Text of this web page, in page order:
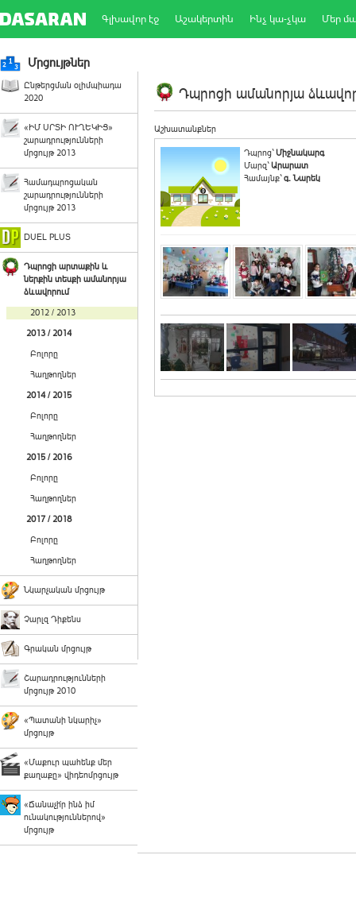
Գլխավոր էջ Աշակերտին Ինչ կա-չկա Մեր
Մրցույթներ
Ընթերցման օլիմպիադա
2020
«ԻՄ ՍՐՏԻ ՈՒՂԵԿԻՑ»
շարադրությունների
մրցույթ 2013
Համադպրոցական
շարադրությունների
մրցույթ 2013
DUEL PLUS
Դպրոցի արտաքին և
ներքին տեսքի ամանորյա
ձևավորում
2012 / 2013
2013 / 2014
Բոլորը
Հաղթողներ
2014 / 2015
Բոլորը
Հաղթողներ
2015 / 2016
Բոլորը
Հաղթողներ
2017 / 2018
Բոլորը
Հաղթողներ
Նկարչական մրցույթ
Չարլզ Դիքենս
Գրական մրցույթ
Շարադրությունների
մրցույթ 2010
«Պատանի նկարիչ»
մրցույթ
«Մաքուր պահենք մեր
քաղաքը» վիդեոմրցույթ
«Ճանաչի՛ր ինձ իմ
ունակություններով»
մրցույթ
Դպրոցի ամանորյա
Աշխատանքներ
Դպրոց`Միջնակարգ
Մարզ`Արարատ
Համայնք`գ. Նարեկ